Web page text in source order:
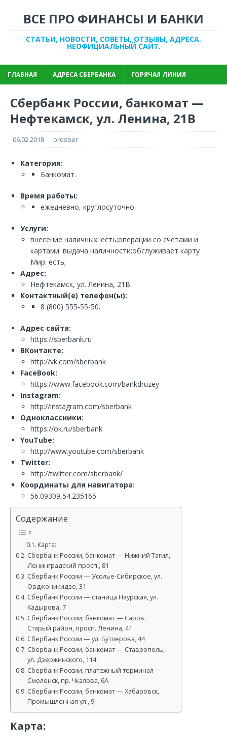
ВСЕ ПРО ФИНАНСЫ И БАНКИ
СТАТЬИ, НОВОСТИ, СОВЕТЫ, ОТЗЫВЫ, АДРЕСА.
НЕОФИЦИАЛЬНЫЙ САЙТ.
ГЛАВНАЯ АДРЕСА СБЕРБАНКА ГОРЯЧАЯ ЛИНИЯ
Сбербанк России, банкомат —
Нефтекамск, ул. Ленина, 21В
06.02.2018 prosber
Категория:
Банкомат.
Время работы:
ежедневно, круглосуточно.
Услуги:
внесение наличных: есть;операции со счетами и
картами: выдача наличности;обслуживает карту
Мир: есть;
Адрес:
Нефтекамск, ул. Ленина, 21В
Контактный(е) телефон(ы):
8 (800) 555-55-50.
Адрес сайта:
https://sberbank.ru
ВКонтакте:
http://vk.com/sberbank
FaceBook:
https://www.facebook.com/bankdruzey
Instagram:
http://instagram.com/sberbank
Одноклассники:
https://ok.ru/sberbank
YouTube:
http://www.youtube.com/sberbank
Twitter:
http://twitter.com/sberbank/
Координаты для навигатора:
56.09309,54.235165
Содержание
Карта:
Сбербанк России, банкомат — Нижний Тагил,
Ленинградский просп., 81
Сбербанк России — Усолье-Сибирское, ул.
Орджоникидзе, 31
Сбербанк России — станица Наурская, ул.
Кадырова, 7
Сбербанк России, банкомат — Саров,
Старый район, просп. Ленина, 41
Сбербанк России — ул. Бутлерова, 44
Сбербанк России, банкомат — Ставрополь,
ул. Дзержинского, 114
Сбербанк России, платежный терминал —
Смоленск, пр. Чкалова, 6А
Сбербанк России, банкомат — Хабаровск,
Промышленная ул., 9
Карта: